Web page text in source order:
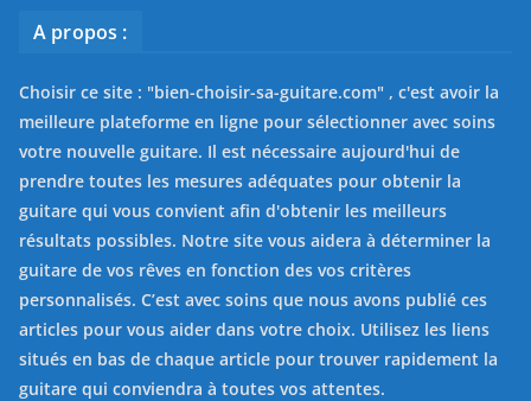
A propos :
Choisir ce site : "bien-choisir-sa-guitare.com" , c'est avoir la
meilleure plateforme en ligne pour sélectionner avec soins
votre nouvelle guitare. Il est nécessaire aujourd'hui de
prendre toutes les mesures adéquates pour obtenir la
guitare qui vous convient afin d'obtenir les meilleurs
résultats possibles. Notre site vous aidera à déterminer la
guitare de vos rêves en fonction des vos critères
personnalisés. C’est avec soins que nous avons publié ces
articles pour vous aider dans votre choix. Utilisez les liens
situés en bas de chaque article pour trouver rapidement la
guitare qui conviendra à toutes vos attentes.